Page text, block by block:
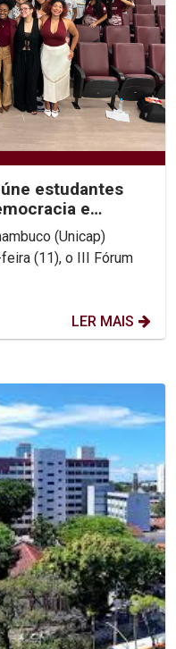
estudantes
e
(Unicap)
(11), o III Fórum
LER MAIS